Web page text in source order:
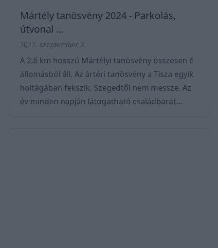
Mártély tanösvény 2024 - Parkolás,
útvonal ...
2022. szeptember 2.
A 2,6 km hosszú Mártélyi tanösvény összesen 6
állomásból áll. Az ártéri tanösvény a Tisza egyik
holtágában fekszik, Szegedtől nem messze. Az
év minden napján látogatható családbarát